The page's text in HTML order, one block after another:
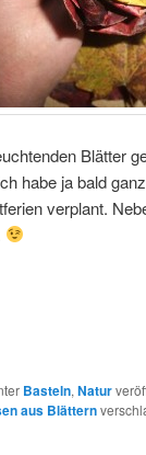
Blätter
habe ja bald
verplant.
Basteln, Natur
aus Blättern